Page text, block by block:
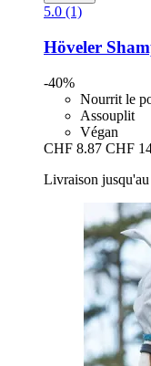
5.0 (1)
Höveler
-40%
Nourrit le
Assouplit
Végan
CHF 8.87 CHF
Livraison